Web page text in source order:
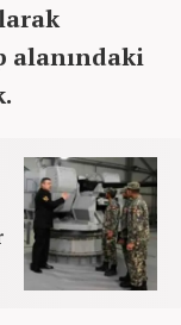
alanındaki